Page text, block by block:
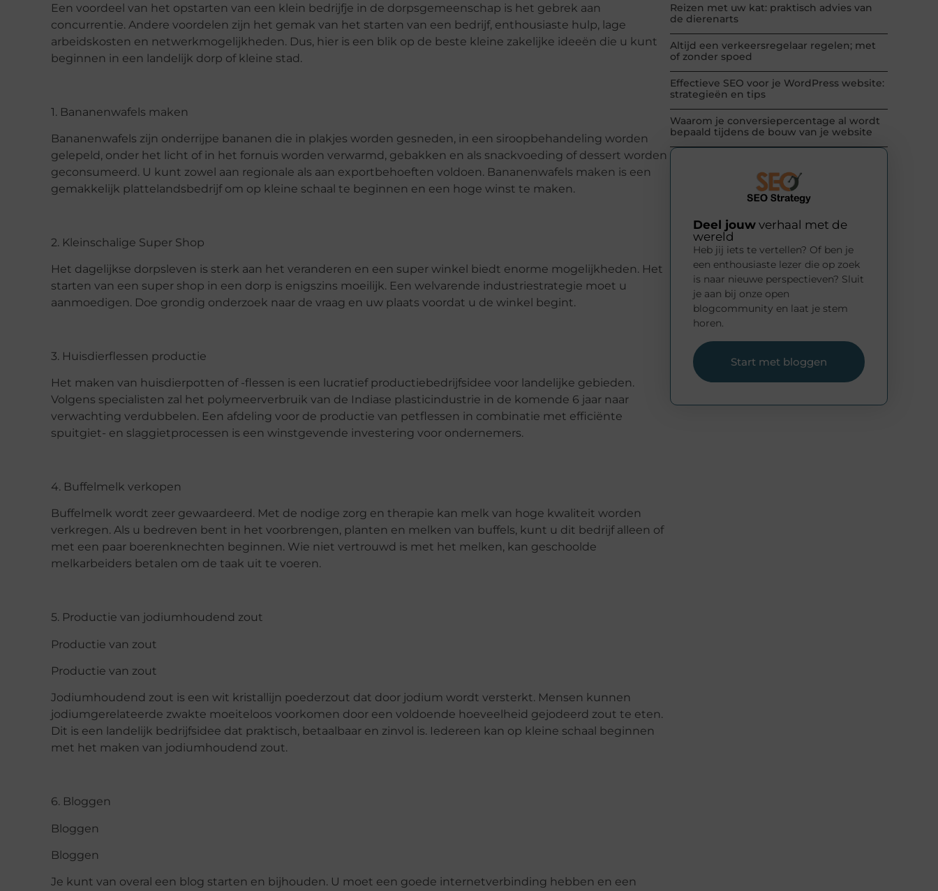
Een voordeel van het opstarten van een klein bedrijfje in de dorpsgemeenschap is het gebrek aan
concurrentie. Andere voordelen zijn het gemak van het starten van een bedrijf, enthousiaste hulp, lage
arbeidskosten en netwerkmogelijkheden. Dus, hier is een blik op de beste kleine zakelijke ideeën die u kunt
beginnen in een landelijk dorp of kleine stad.
1. Bananenwafels maken
Bananenwafels zijn onderrijpe bananen die in plakjes worden gesneden, in een siroopbehandeling worden
gelepeld, onder het licht of in het fornuis worden verwarmd, gebakken en als snackvoeding of dessert worden
geconsumeerd. U kunt zowel aan regionale als aan exportbehoeften voldoen. Bananenwafels maken is een
gemakkelijk plattelandsbedrijf om op kleine schaal te beginnen en een hoge winst te maken.
2. Kleinschalige Super Shop
Het dagelijkse dorpsleven is sterk aan het veranderen en een super winkel biedt enorme mogelijkheden. Het
starten van een super shop in een dorp is enigszins moeilijk. Een welvarende industriestrategie moet u
aanmoedigen. Doe grondig onderzoek naar de vraag en uw plaats voordat u de winkel begint.
3. Huisdierflessen productie
Het maken van huisdierpotten of -flessen is een lucratief productiebedrijfsidee voor landelijke gebieden.
Volgens specialisten zal het polymeerverbruik van de Indiase plasticindustrie in de komende 6 jaar naar
verwachting verdubbelen. Een afdeling voor de productie van petflessen in combinatie met efficiënte
spuitgiet- en slaggietprocessen is een winstgevende investering voor ondernemers.
4. Buffelmelk verkopen
Buffelmelk wordt zeer gewaardeerd. Met de nodige zorg en therapie kan melk van hoge kwaliteit worden
verkregen. Als u bedreven bent in het voorbrengen, planten en melken van buffels, kunt u dit bedrijf alleen of
met een paar boerenknechten beginnen. Wie niet vertrouwd is met het melken, kan geschoolde
melkarbeiders betalen om de taak uit te voeren.
5. Productie van jodiumhoudend zout
Productie van zout
Productie van zout
Jodiumhoudend zout is een wit kristallijn poederzout dat door jodium wordt versterkt. Mensen kunnen
jodiumgerelateerde zwakte moeiteloos voorkomen door een voldoende hoeveelheid gejodeerd zout te eten.
Dit is een landelijk bedrijfsidee dat praktisch, betaalbaar en zinvol is. Iedereen kan op kleine schaal beginnen
met het maken van jodiumhoudend zout.
6. Bloggen
Bloggen
Bloggen
Je kunt van overal een blog starten en bijhouden. U moet een goede internetverbinding hebben en een
Reizen met uw kat: praktisch advies van
de dierenarts
Altijd een verkeersregelaar regelen; met
of zonder spoed
Effectieve SEO voor je WordPress website:
strategieën en tips
Waarom je conversiepercentage al wordt
bepaald tijdens de bouw van je website
Deel jouw verhaal met de
wereld
Heb jij iets te vertellen? Of ben je
een enthousiaste lezer die op zoek
is naar nieuwe perspectieven? Sluit
je aan bij onze open
blogcommunity en laat je stem
horen.
Start met bloggen